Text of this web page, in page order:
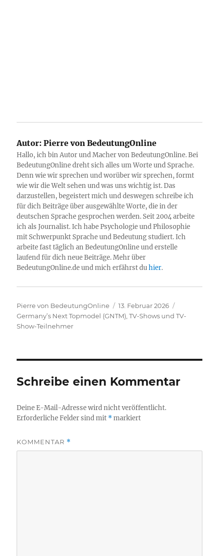
Autor: Pierre von BedeutungOnline
Hallo, ich bin Autor und Macher von BedeutungOnline. Bei
BedeutungOnline dreht sich alles um Worte und Sprache.
Denn wie wir sprechen und worüber wir sprechen, formt
wie wir die Welt sehen und was uns wichtig ist. Das
darzustellen, begeistert mich und deswegen schreibe ich
für dich Beiträge über ausgewählte Worte, die in der
deutschen Sprache gesprochen werden. Seit 2004 arbeite
ich als Journalist. Ich habe Psychologie und Philosophie
mit Schwerpunkt Sprache und Bedeutung studiert. Ich
arbeite fast täglich an BedeutungOnline und erstelle
laufend für dich neue Beiträge. Mehr über
BedeutungOnline.de und mich erfährst duhier.
Autor
Pierre von BedeutungOnline
Veröffentlicht
am
13. Februar 2026
Germany’s Next Topmodel (GNTM) ,TV-Shows und TV-
Show-Teilnehmer
Schreibe einen Kommentar
Deine E-Mail-Adresse wird nicht veröffentlicht.
Erforderliche Felder sind mit *markiert
KOMMENTAR *